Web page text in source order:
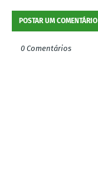
POSTAR UM COMENTÁRIO
0 Comentários